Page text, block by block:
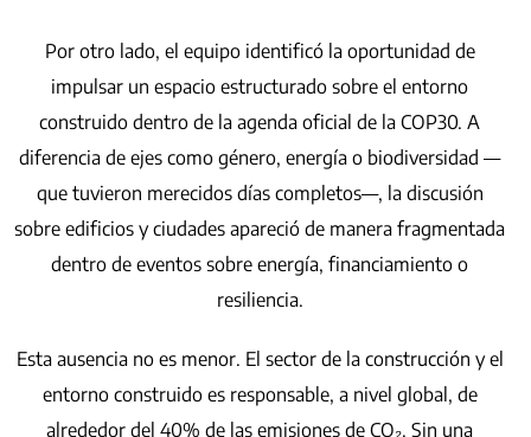
Por otro lado, el equipo identificó la oportunidad de
impulsar un espacio estructurado sobre el entorno
construido dentro de la agenda oficial de la COP30. A
diferencia de ejes como género, energía o biodiversidad —
que tuvieron merecidos días completos—, la discusión
sobre edificios y ciudades apareció de manera fragmentada
dentro de eventos sobre energía, financiamiento o
resiliencia.
Esta ausencia no es menor. El sector de la construcción y el
entorno construido es responsable, a nivel global, de
alrededor del 40% de las emisiones de CO₂. Sin una